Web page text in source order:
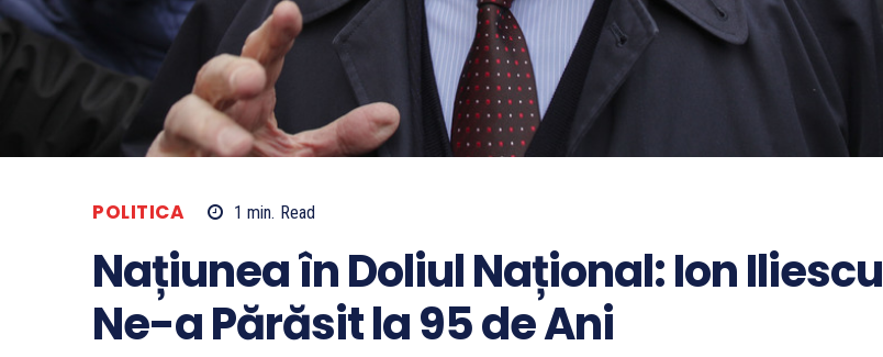
POLITICA 1 min. Read
Națiunea în Doliul Național: Ion Iliescu
Ne-a Părăsit la 95 de Ani